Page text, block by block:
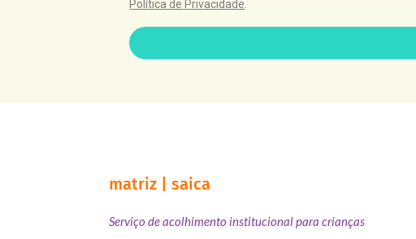
Política de Privacidade
matriz | saica
Serviço de acolhimento institucional para crianças